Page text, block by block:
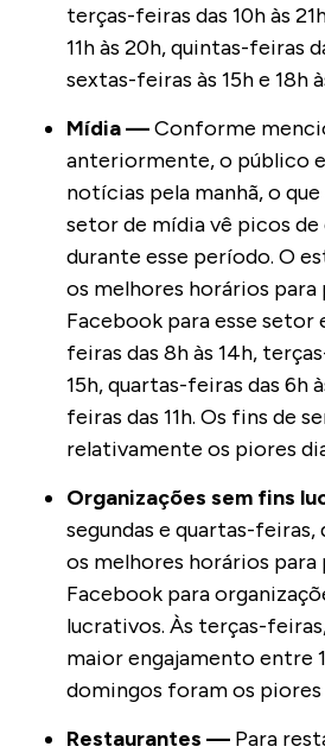
terças-feiras das 10h às
11h às 20h, quintas-feiras
sextas-feiras às 15h e 18h
Mídia —Conforme
anteriormente, o público
notícias pela manhã, o
setor de mídia vê picos
durante esse período. O
os melhores horários
Facebook para esse setor
feiras das 8h às 14h,
15h, quartas-feiras das 6h
feiras das 11h. Os fins de
relativamente os piores
Organizações sem fins
segundas e quartas-feiras,
os melhores horários
Facebook para
lucrativos. Às terças-
maior engajamento entre
domingos foram os piores
Restaurantes — Para